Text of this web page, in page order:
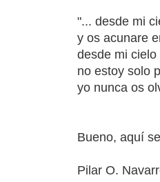
"... desde mi
y os acunare
desde mi
no estoy solo
yo nunca os
Bueno, aquí
Pilar O.